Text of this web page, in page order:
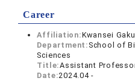
Career
Affiliation:Kwansei
Department: School of
Sciences
Title:Assistant
Date:2024.04 -